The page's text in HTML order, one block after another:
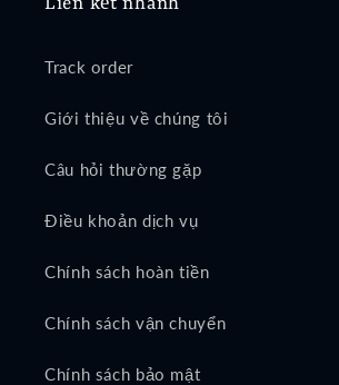
Track order
Giới thiệu về chúng tôi
Câu hỏi thường gặp
Điều khoản dịch vụ
Chính sách hoàn tiền
Chính sách vận chuyển
Chính sách bảo mật